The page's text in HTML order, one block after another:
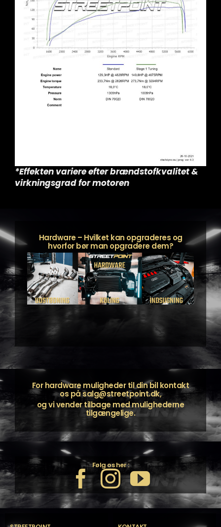
*Effekten variere efter brændstofkvalitet &
virkningsgrad for motoren
Hardware – Hvilket kan opgraderes og
hvorfor bør man opgradere dem?
For hardware muligheder til din bil kontakt
os påsalg@streetpoint.dk,
og vi vender tilbage med mulighederne
tilgængelige.
Følg os her :